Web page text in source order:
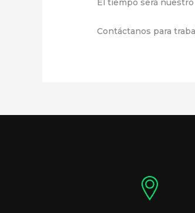
El tiempo será
Contáctanos para